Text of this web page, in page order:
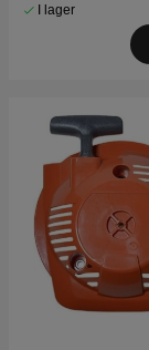
I lager